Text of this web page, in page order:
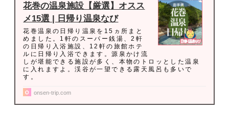
花巻の温泉施設【厳選】オスス
メ15選 | 日帰り温泉なび
花巻温泉の日帰り温泉を15ヵ所まと
めました。1軒のスーパー銭湯、2軒
の日帰り入浴施設、12軒の旅館ホテ
ルに日帰り入浴できます。源泉かけ流
しが堪能できる施設が多く、本物のトロッとした温泉
に入れますよ。渓谷が一望できる露天風呂も多いで
す。
onsen-trip.com